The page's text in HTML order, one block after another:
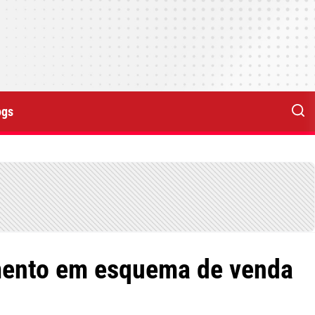
em esquema de venda